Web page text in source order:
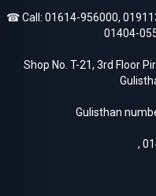
☎ Call: 01614-956000,
01404-
Shop No. T-21, 3rd Floor
Gulisthan
,